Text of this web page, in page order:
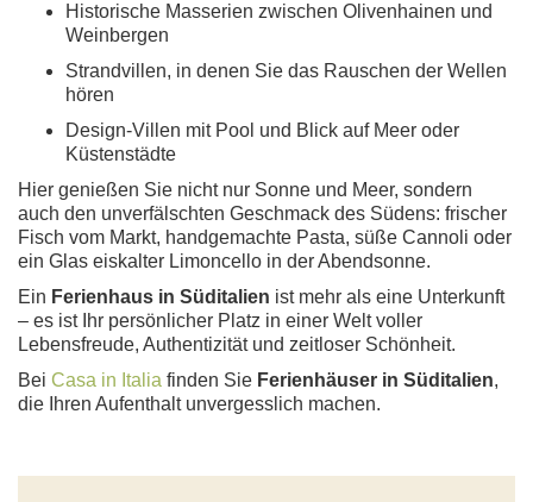
Historische Masserien zwischen Olivenhainen und
Weinbergen
Strandvillen, in denen Sie das Rauschen der Wellen
hören
Design-Villen mit Pool und Blick auf Meer oder
Küstenstädte
Hier genießen Sie nicht nur Sonne und Meer, sondern
auch den unverfälschten Geschmack des Südens: frischer
Fisch vom Markt, handgemachte Pasta, süße Cannoli oder
ein Glas eiskalter Limoncello in der Abendsonne.
Ein Ferienhaus in Süditalien ist mehr als eine Unterkunft
– es ist Ihr persönlicher Platz in einer Welt voller
Lebensfreude, Authentizität und zeitloser Schönheit.
Bei Casa in Italia finden Sie Ferienhäuser in Süditalien,
die Ihren Aufenthalt unvergesslich machen.